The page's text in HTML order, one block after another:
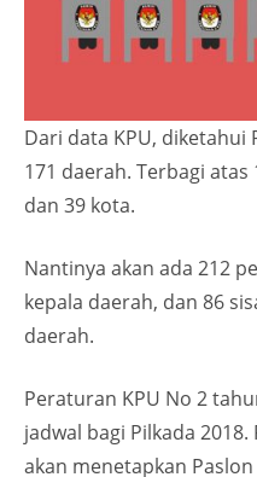
Dari data KPU, diketahui
171 daerah. Terbagi
dan 39 kota.
Nantinya akan ada 212
kepala daerah, dan 86
daerah.
Peraturan KPU No 2
jadwal bagi Pilkada 2018.
akan menetapkan